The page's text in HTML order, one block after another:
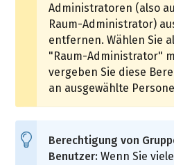
Administratoren (also
Raum-Administrator)
entfernen. Wählen Sie
"Raum-Administrator"
vergeben Sie diese
an ausgewählte
Berechtigung von
Benutzer: Wenn Sie